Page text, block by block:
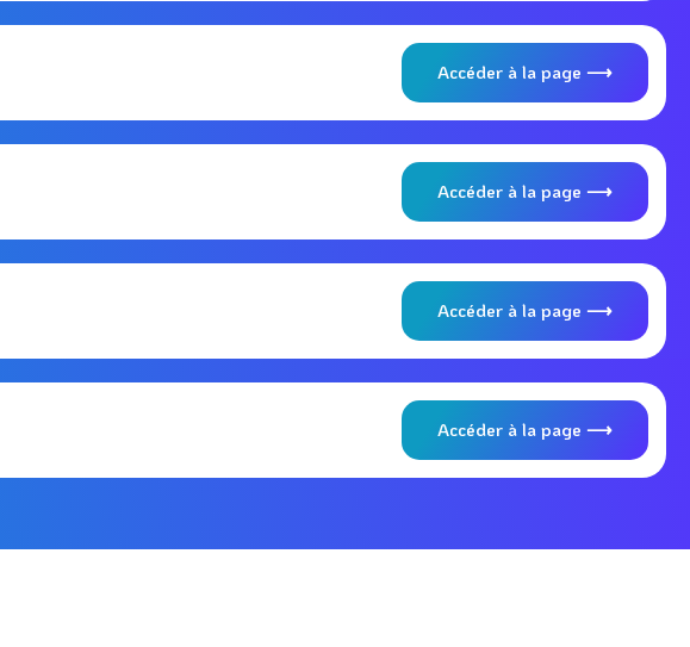
Accéder à la page ⟶
Accéder à la page ⟶
Accéder à la page ⟶
Accéder à la page ⟶